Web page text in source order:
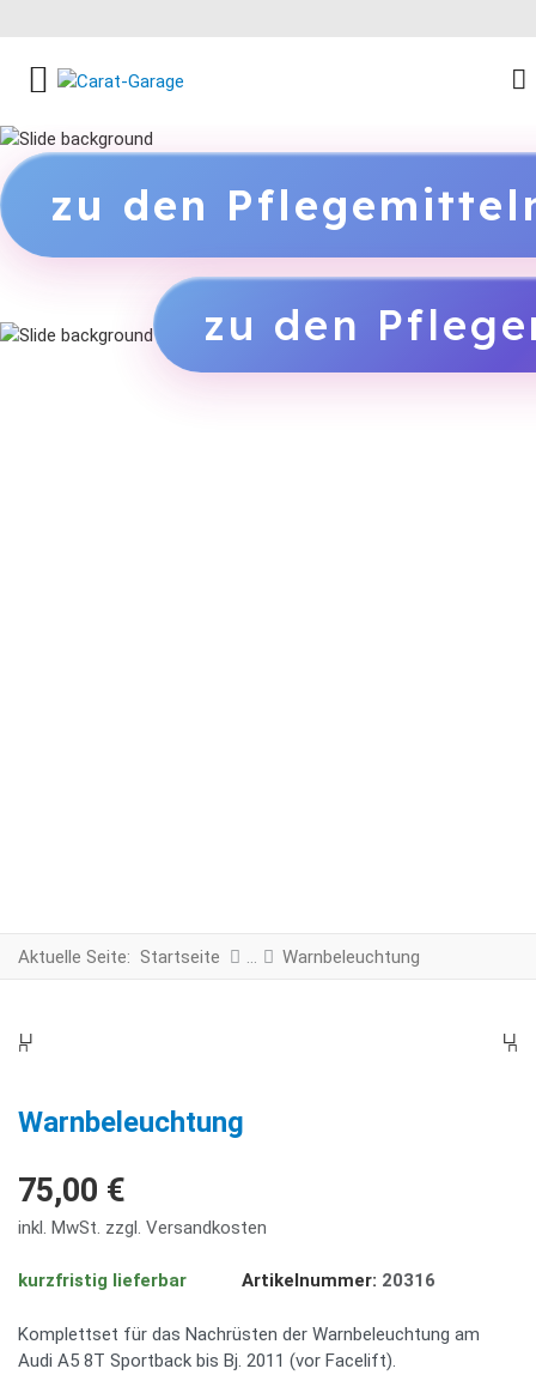
zu den
zu den
Aktuelle Seite: Startseite Warnbeleuchtung
Warnbeleuchtung
75,00 €
inkl. MwSt. zzgl. Versandkosten
kurzfristig lieferbar Artikelnummer: 20316
Komplettset für das Nachrüsten der Warnbeleuchtung am
Audi A5 8T Sportback bis Bj. 2011 (vor Facelift).